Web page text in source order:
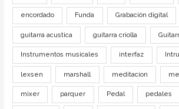
encordado Funda Grabación digital
guitarra acustica guitarra criolla
Instrumentos musicales interfaz
lexsen marshall meditacion
mixer parquer Pedal pedales